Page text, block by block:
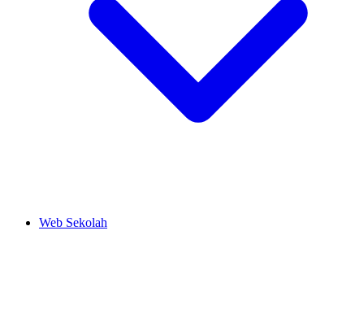
Web Sekolah